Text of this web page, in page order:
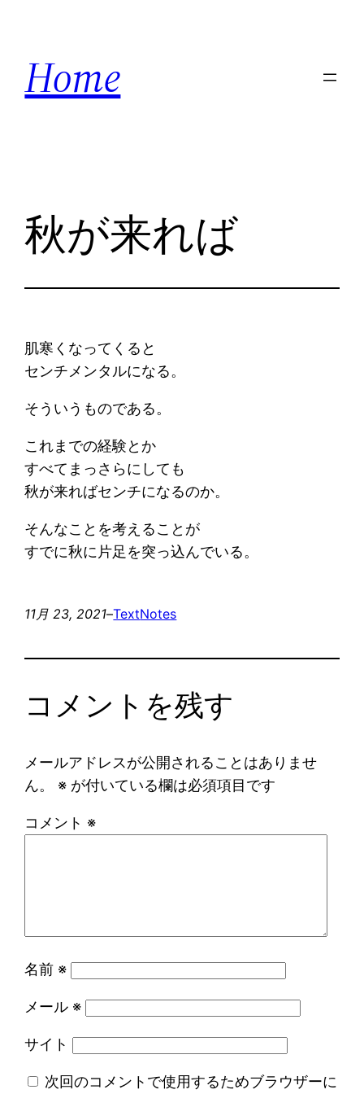
Home
秋が来れば
肌寒くなってくると
センチメンタルになる。
そういうものである。
これまでの経験とか
すべてまっさらにしても
秋が来ればセンチになるのか。
そんなことを考えることが
すでに秋に片足を突っ込んでいる。
11月 23, 2021–TextNotes
コメントを残す
メールアドレスが公開されることはありませ
ん。
※ が付いている欄は必須項目です
コメント ※
名前 ※
メール ※
サイト
次回のコメントで使用するためブラウザーに